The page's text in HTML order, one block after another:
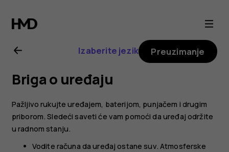
Nokia
4.2
uputstvo
za
korisnika
Izaberite jezik Preuzimanje
Briga o uređaju
Pažljivo rukujte uređajem, baterijom, punjačem i drugim
priborom. Sledeći saveti će vam pomoći da uređaj održite
u radnom stanju.
Vodite računa da uređaj ostane suv. Atmosferske